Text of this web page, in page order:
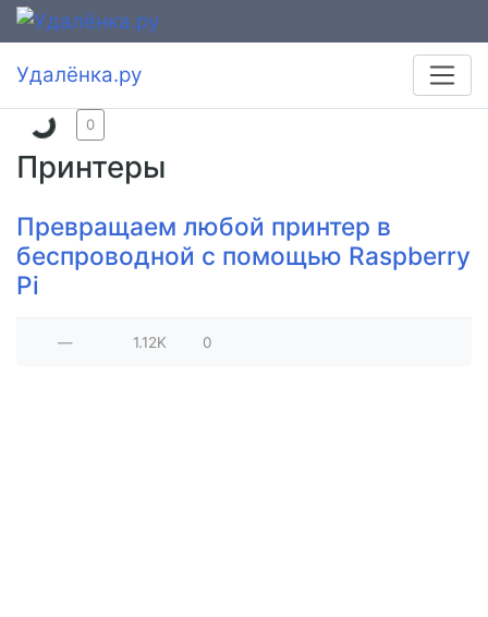
Удалёнка.ру
Принтеры
0
Превращаем любой принтер в
беспроводной с помощью Raspberry
Pi
— 1.12K 0